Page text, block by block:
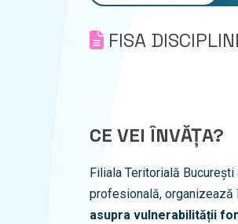
FISA
CE VEI ÎNVĂȚA?
Filiala Teritorială
profesională, organizează
asupra vulnerabilității